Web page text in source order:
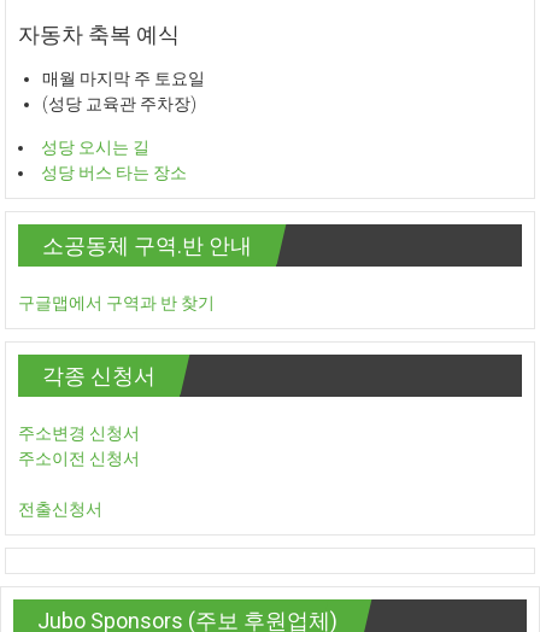
자동차 축복 예식
매월 마지막 주 토요일
(성당 교육관 주차장)
성당 오시는 길
성당 버스 타는 장소
소공동체 구역.반 안내
구글맵에서 구역과 반 찾기
각종 신청서
주소변경 신청서
주소이전 신청서
전출신청서
Jubo Sponsors (주보 후원업체)